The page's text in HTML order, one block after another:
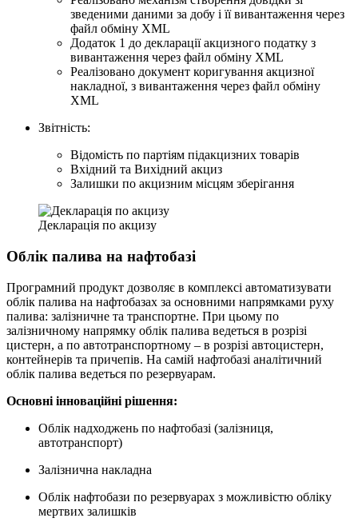
зведеними даними за добу і її вивантаження через
файл обміну XML
Додаток 1 до декларації акцизного податку з
вивантаження через файл обміну XML
Реалізовано документ коригування акцизної
накладної, з вивантаження через файл обміну
XML
Звітність:
Відомість по партіям підакцизних товарів
Вхідний та Вихідний акциз
Залишки по акцизним місцям зберігання
Декларація по акцизу
Облік палива на нафтобазі
Програмний продукт дозволяє в комплексі автоматизувати
облік палива на нафтобазах за основними напрямками руху
палива: залізничне та транспортне. При цьому по
залізничному напрямку облік палива ведеться в розрізі
цистерн, а по автотранспортному – в розрізі автоцистерн,
контейнерів та причепів. На самій нафтобазі аналітичний
облік палива ведеться по резервуарам.
Основні інноваційні рішення:
Облік надходжень по нафтобазі (залізниця,
автотранспорт)
Залізнична накладна
Облік нафтобази по резервуарах з можливістю обліку
мертвих залишків